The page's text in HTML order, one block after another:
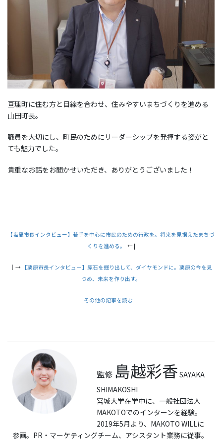
亘理町に住む方と目線を合わせ、住みやすいまちづくりを進める
山田町長。
職員を大切にし、町民のためにリーダーシップを発揮する姿がと
ても魅力でした。
貴重なお話をお聞かせいただき、ありがとうございました！
【塩竈市長インタビュー】若手を中心に市民のための行政を。将来を見据えたまちづ
くりを進める。
← |
｜→
【栗原市長インタビュー】原石を掘り出して、ダイヤモンドに。栗原の今を見
つめ、未来を作り出す。
その他の記事を読む
監修 島越彩香 SAYAKA
SHIMAKOSHI
宮城大学在学中に、一般社団法人
MAKOTOでのインターンを経験。
2019年5月より、MAKOTO WILLに
参画。PR・マーケティングチーム、アシスタント業務に従事。